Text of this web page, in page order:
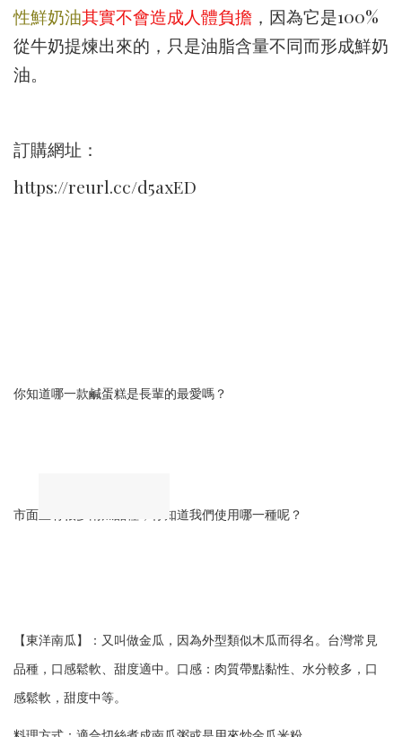
性鮮奶油其實不會造成人體負擔 ，因為它是100%
從牛奶提煉出來的，只是油脂含量不同而形成鮮奶
油。
訂購網址：
https://reurl.cc/d5axED
你知道哪一款鹹蛋糕是長輩的最愛嗎？
市面上有很多南瓜品種，你知道我們使用哪一種呢？
【東洋南瓜】：又叫做金瓜，因為外型類似木瓜而得名。台灣常見
品種，口感鬆軟、甜度適中。口感：肉質帶點黏性、水分較多，口
感鬆軟，甜度中等。